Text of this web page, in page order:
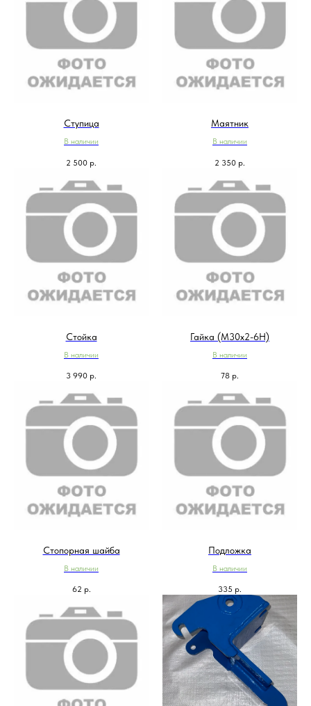
Ступица
В наличии
2 500 р.
Маятник
В наличии
2 350 р.
Стойка
В наличии
3 990 р.
Гайка (М30х2-6Н)
В наличии
78 р.
Стопорная шайба
В наличии
62 р.
Подложка
В наличии
335 р.